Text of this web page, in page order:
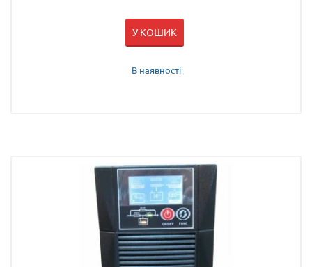
У КОШИК
В наявності